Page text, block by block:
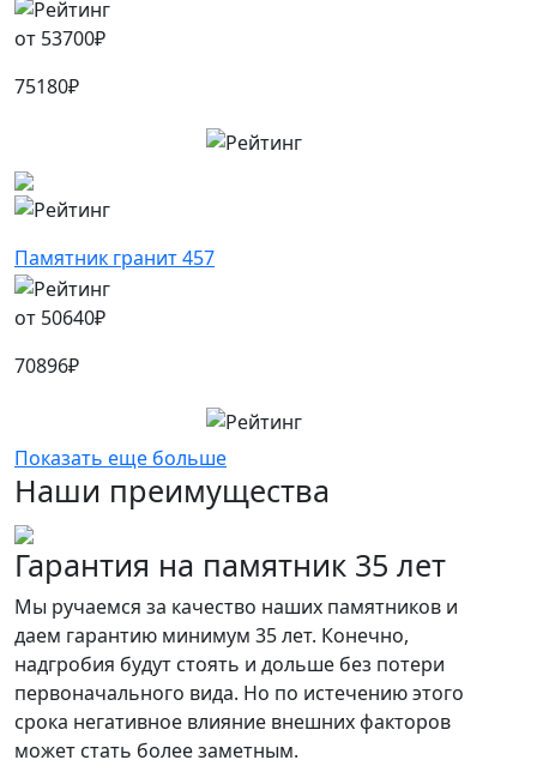
от 53700₽
75180₽
Памятник гранит 457
от 50640₽
70896₽
Показать еще больше
Наши преимущества
Гарантия на памятник 35 лет
Мы ручаемся за качество наших памятников и
даем гарантию минимум 35 лет. Конечно,
надгробия будут стоять и дольше без потери
первоначального вида. Но по истечению этого
срока негативное влияние внешних факторов
может стать более заметным.